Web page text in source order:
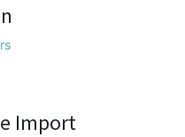
Import